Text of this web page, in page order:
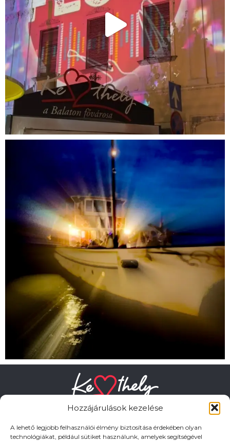
Hozzájárulások kezelése
A lehető legjobb felhasználói élmény biztosítása érdekében olyan
technológiákat, például sütiket használunk, amelyek segítségével